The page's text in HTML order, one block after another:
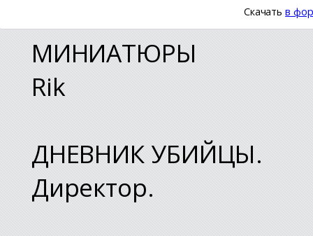
Скачатьв
МИНИАТЮРЫ
Rik
ДНЕВНИК УБИЙЦЫ.
Директор.